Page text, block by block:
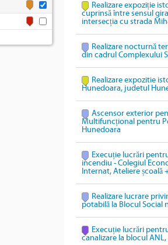
Realizare expoziție
cuprinsă între sensul
intersecția cu strada
Realizare nocturnă
din cadrul Complexului
Realizare expozitie
Hunedoara, judetul
Ascensor exterior
Multifuncțional pentru
Hunedoara
Execuție lucrări
incendiu - Colegiul
Internat, Ateliere școală
Realizare lucrare
potabilă la Blocul Social
Execuție lucrări
canalizare la blocul